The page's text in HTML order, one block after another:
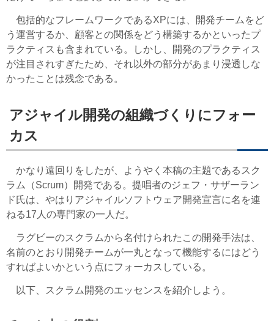
包括的なフレームワークであるXPには、開発チームをど
う運営するか、顧客との関係をどう構築するかといったプ
ラクティスも含まれている。しかし、開発のプラクティス
が注目されすぎたため、それ以外の部分があまり浸透しな
かったことは残念である。
アジャイル開発の組織づくりにフォー
カス
かなり遠回りをしたが、ようやく本稿の主題であるスク
ラム（Scrum）開発である。提唱者のジェフ・サザーラン
ド氏は、やはりアジャイルソフトウェア開発宣言に名を連
ねる17人の専門家の一人だ。
ラグビーのスクラムから名付けられたこの開発手法は、
名前のとおり開発チームが一丸となって機能するにはどう
すればよいかという点にフォーカスしている。
以下、スクラム開発のエッセンスを紹介しよう。